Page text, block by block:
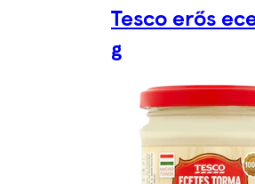
Tesco erős
g